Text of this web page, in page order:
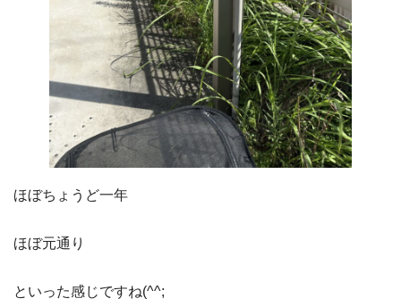
ほぼちょうど一年
ほぼ元通り
といった感じですね(^^;